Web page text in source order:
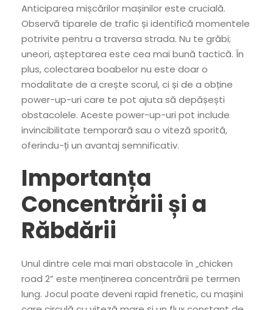
Anticiparea mișcărilor mașinilor este crucială.
Observă tiparele de trafic și identifică momentele
potrivite pentru a traversa strada. Nu te grăbi;
uneori, așteptarea este cea mai bună tactică. În
plus, colectarea boabelor nu este doar o
modalitate de a crește scorul, ci și de a obține
power-up-uri care te pot ajuta să depășești
obstacolele. Aceste power-up-uri pot include
invincibilitate temporară sau o viteză sporită,
oferindu-ți un avantaj semnificativ.
Importanța
Concentrării și a
Răbdării
Unul dintre cele mai mari obstacole în „chicken
road 2” este menținerea concentrării pe termen
lung. Jocul poate deveni rapid frenetic, cu mașini